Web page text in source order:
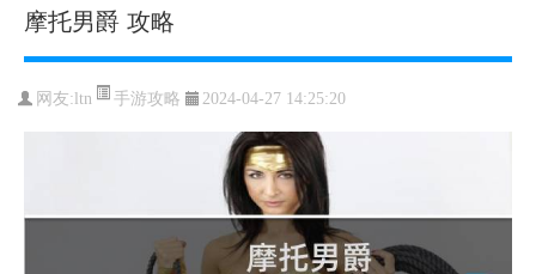
摩托男爵 攻略
网友:ltn 手游攻略 2024-04-27 14:25:20